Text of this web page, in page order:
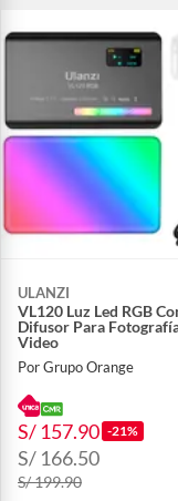
ULANZI
VL120 Luz Led RGB
Difusor Para
Video
Por Grupo Orange
S/ 157.90 -21%
S/ 166.50
S/ 199.90